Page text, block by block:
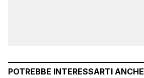
POTREBBE INTERESSARTI ANCHE